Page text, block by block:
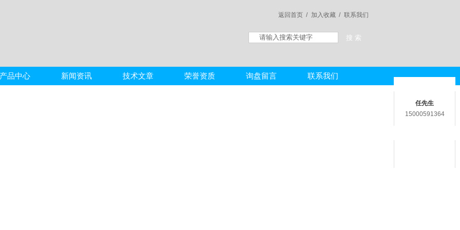
联系我们
加入收藏 /
返回首页 /
产品中心 新闻资讯 技术文章 荣誉资质 询盘留言 联系我们
任先生
15000591364